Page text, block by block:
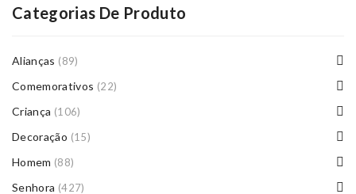
Categorias De Produto
Alianças (89)
Comemorativos (22)
Criança (106)
Decoração (15)
Homem (88)
Senhora (427)